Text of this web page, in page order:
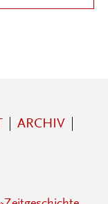
ARCHIV